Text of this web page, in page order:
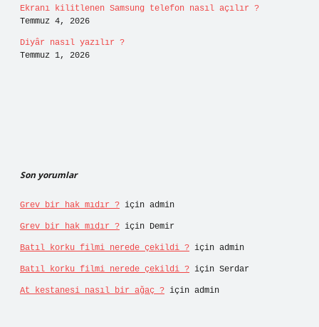
Ekranı kilitlenen Samsung telefon nasıl açılır ?
Temmuz 4, 2026
Diyâr nasıl yazılır ?
Temmuz 1, 2026
Son yorumlar
Grev bir hak mıdır ? için admin
Grev bir hak mıdır ? için Demir
Batıl korku filmi nerede çekildi ? için admin
Batıl korku filmi nerede çekildi ? için Serdar
At kestanesi nasıl bir ağaç ? için admin